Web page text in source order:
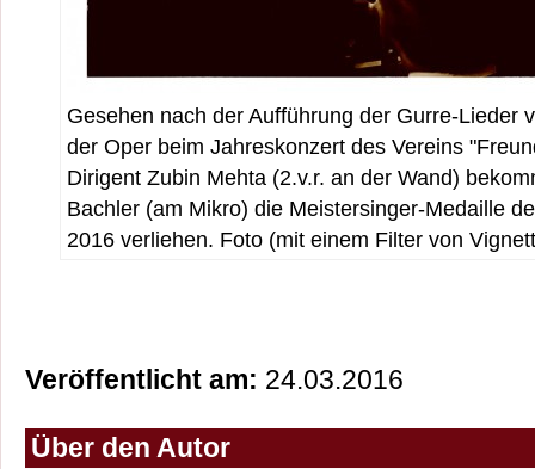
Gesehen nach der Aufführung der Gurre-Lieder
der Oper beim Jahreskonzert des Vereins
Dirigent Zubin Mehta (2.v.r. an der Wand)
Bachler (am Mikro) die Meistersinger-Medaille
2016 verliehen. Foto (mit einem Filter von
Veröffentlicht am: 24.03.2016
Über den Autor